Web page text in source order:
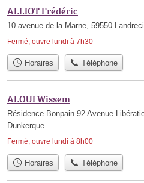
ALLIOT Frédéric
10 avenue de la Marne, 59550
Fermé, ouvre lundi à 7h30
Horaires Téléphone
ALOUI Wissem
Résidence Bonpain 92 Avenue
Dunkerque
Fermé, ouvre lundi à 8h00
Horaires Téléphone